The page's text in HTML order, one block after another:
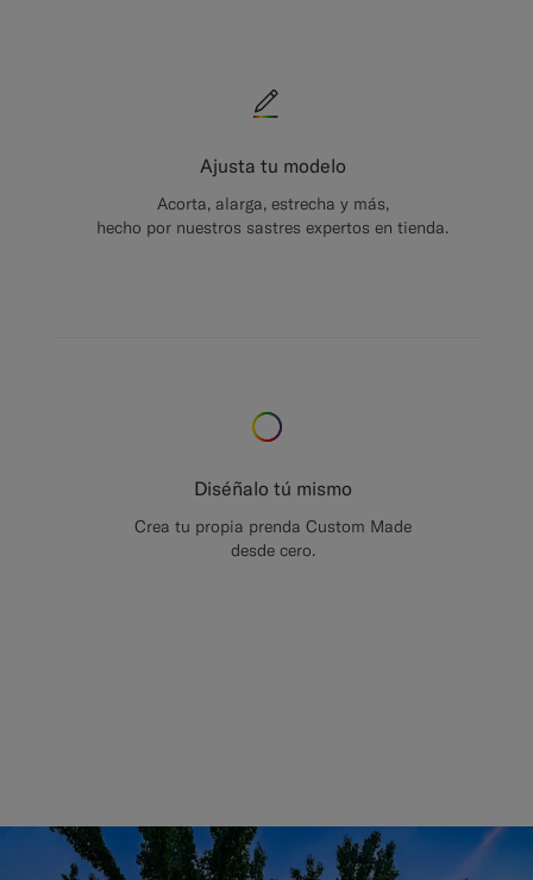
Ajusta tu modelo
Acorta, alarga, estrecha y más,
hecho por nuestros sastres expertos en tienda.
Diséñalo tú mismo
Crea tu propia prenda Custom Made
desde cero.